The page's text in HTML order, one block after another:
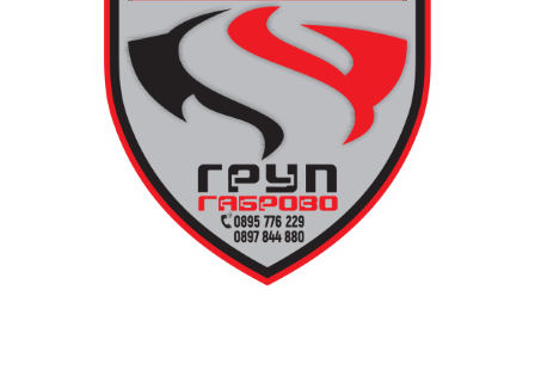
13 АВГУСТ (четвъртък)
19:00ч Групова тренировка с Йоанна Петрова от
20:00ч. Куиз вечер за обща култура
21:30ч. Прожекция на филма “Брънч за начинаещи”
Ще бъде хубаво – не някога и някъде, а тук и сега!